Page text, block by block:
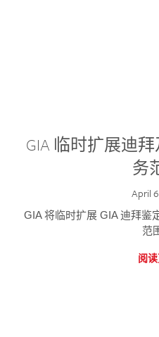
GIA 临时扩展迪
务
April
GIA 将临时扩展 GIA 迪拜鉴
范
阅